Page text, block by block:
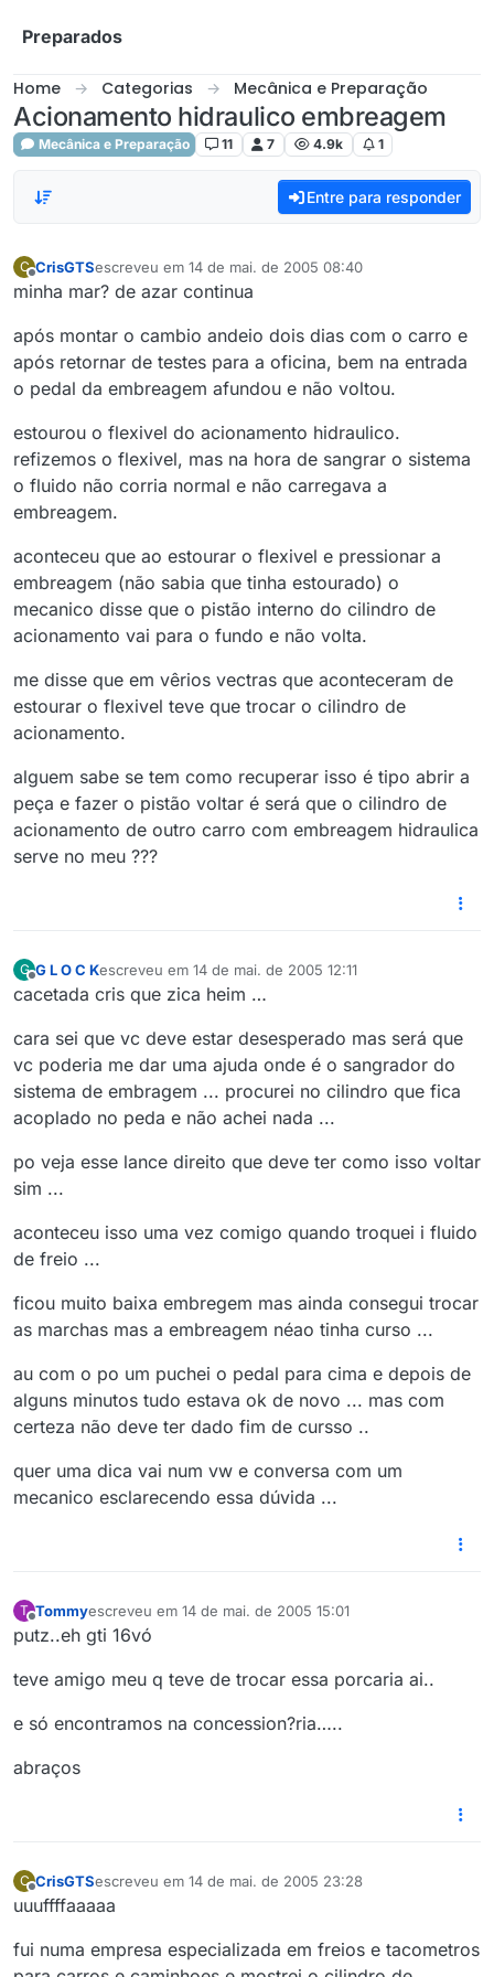
Preparados
Home Categorias Mecânica e Preparação
Acionamento hidraulico embreagem
Mecânica e Preparação 11 7 4.9k 1
Entre para responder
C
Offline
CrisGTSescreveu em 14 de mai. de 2005 08:40
última edição por
minha mar? de azar continua
após montar o cambio andeio dois dias com o carro e
após retornar de testes para a oficina, bem na entrada
o pedal da embreagem afundou e não voltou.
estourou o flexivel do acionamento hidraulico.
refizemos o flexivel, mas na hora de sangrar o sistema
o fluido não corria normal e não carregava a
embreagem.
aconteceu que ao estourar o flexivel e pressionar a
embreagem (não sabia que tinha estourado) o
mecanico disse que o pistão interno do cilindro de
acionamento vai para o fundo e não volta.
me disse que em vêrios vectras que aconteceram de
estourar o flexivel teve que trocar o cilindro de
acionamento.
alguem sabe se tem como recuperar isso é tipo abrir a
peça e fazer o pistão voltar é será que o cilindro de
acionamento de outro carro com embreagem hidraulica
serve no meu ???
G
Offline
G L O C Kescreveu em 14 de mai. de 2005 12:11
última edição por
cacetada cris que zica heim …
cara sei que vc deve estar desesperado mas será que
vc poderia me dar uma ajuda onde é o sangrador do
sistema de embragem ... procurei no cilindro que fica
acoplado no peda e não achei nada ...
po veja esse lance direito que deve ter como isso voltar
sim ...
aconteceu isso uma vez comigo quando troquei i fluido
de freio ...
ficou muito baixa embregem mas ainda consegui trocar
as marchas mas a embreagem néao tinha curso ...
au com o po um puchei o pedal para cima e depois de
alguns minutos tudo estava ok de novo ... mas com
certeza não deve ter dado fim de cursso ..
quer uma dica vai num vw e conversa com um
mecanico esclarecendo essa dúvida ...
T
Offline
Tommyescreveu em 14 de mai. de 2005 15:01
última edição por
putz..eh gti 16vó
teve amigo meu q teve de trocar essa porcaria ai..
e só encontramos na concession?ria…..
abraços
C
Offline
CrisGTSescreveu em 14 de mai. de 2005 23:28
última edição por
uuuffffaaaaa
fui numa empresa especializada em freios e tacometros